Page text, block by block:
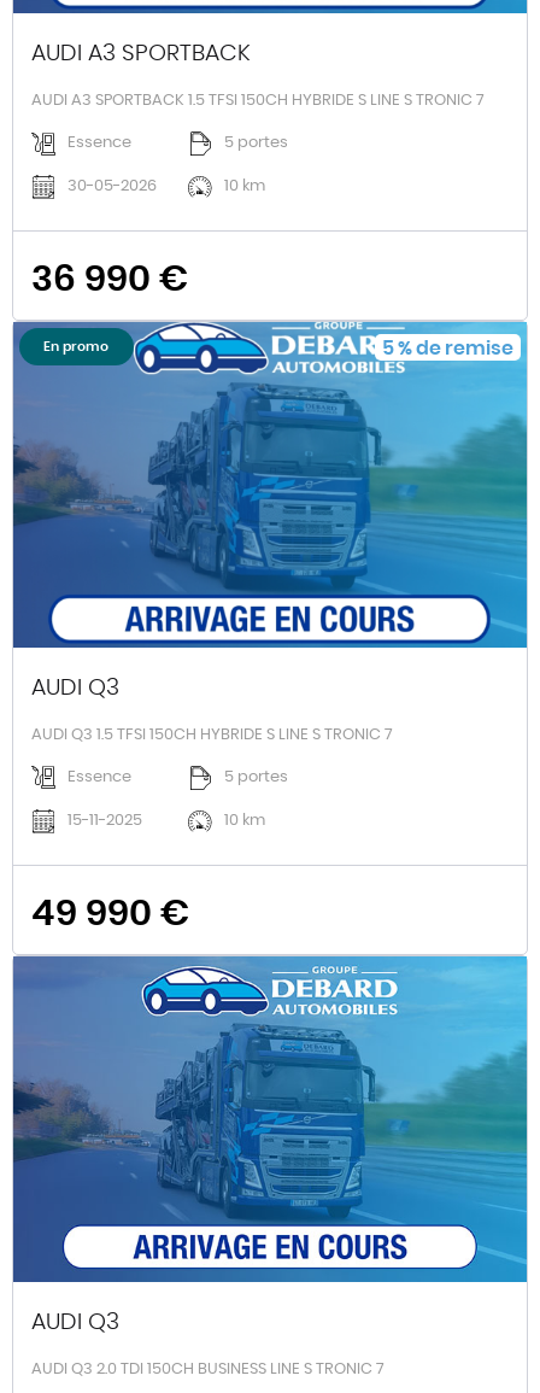
AUDI A3 SPORTBACK
AUDI A3 SPORTBACK 1.5 TFSI 150CH HYBRIDE S LINE S TRONIC 7
Essence 5 portes
30-05-2026 10 km
36 990 €
En promo 5%de remise
AUDI Q3
AUDI Q3 1.5 TFSI 150CH HYBRIDE S LINE S TRONIC 7
Essence 5 portes
15-11-2025 10 km
49 990 €
AUDI Q3
AUDI Q3 2.0 TDI 150CH BUSINESS LINE S TRONIC 7